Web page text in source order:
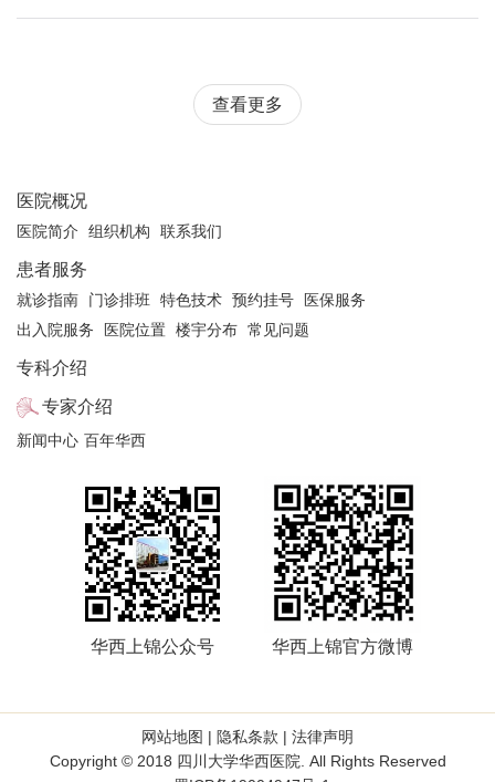
查看更多
医院概况
医院简介 组织机构 联系我们
患者服务
就诊指南 门诊排班 特色技术 预约挂号
医保服务
出入院服务
医院位置 楼宇分布 常见问题
专科介绍
专家介绍
新闻中心 百年华西
华西上锦公众号 华西上锦官方微博
网站地图 | 隐私条款 | 法律声明
Copyright © 2018 四川大学华西医院. All Rights Reserved